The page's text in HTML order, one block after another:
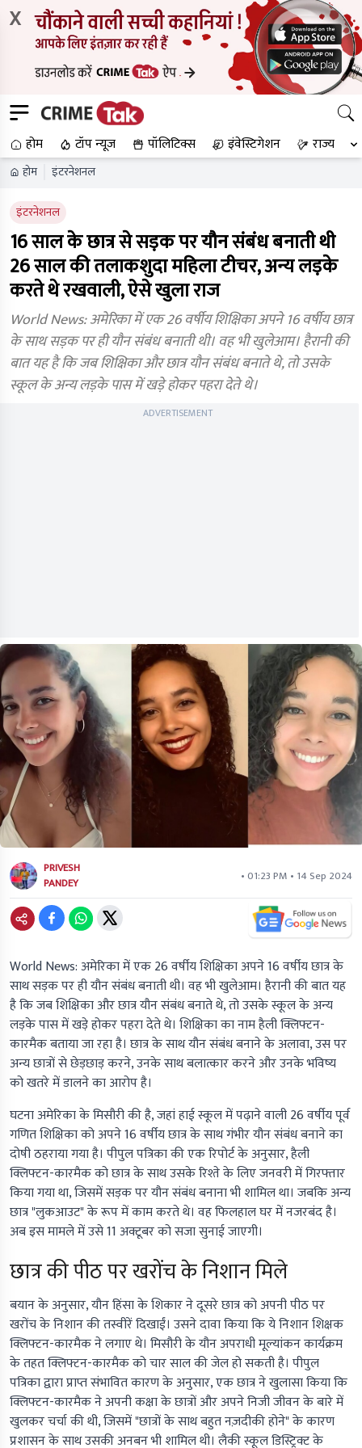
X
होम टॉप न्यूज पॉलिटिक्स इंवेस्टिगेशन राज्य
होम इंटरनेशनल
इंटरनेशनल
16 साल के छात्र से सड़क पर यौन संबंध बनाती थी
26 साल की तलाकशुदा महिला टीचर, अन्य लड़के
करते थे रखवाली, ऐसे खुला राज
World News: अमेरिका में एक 26 वर्षीय शिक्षिका अपने 16 वर्षीय छात्र
के साथ सड़क पर ही यौन संबंध बनाती थी। वह भी खुलेआम। हैरानी की
बात यह है कि जब शिक्षिका और छात्र यौन संबंध बनाते थे, तो उसके
स्कूल के अन्य लड़के पास में खड़े होकर पहरा देते थे।
ADVERTISEMENT
PRIVESH
PANDEY
• 01:23 PM • 14 Sep 2024
World News: अमेरिका में एक 26 वर्षीय शिक्षिका अपने 16 वर्षीय छात्र के
साथ सड़क पर ही यौन संबंध बनाती थी। वह भी खुलेआम। हैरानी की बात यह
है कि जब शिक्षिका और छात्र यौन संबंध बनाते थे, तो उसके स्कूल के अन्य
लड़के पास में खड़े होकर पहरा देते थे। शिक्षिका का नाम हैली क्लिफ्टन-
कारमैक बताया जा रहा है। छात्र के साथ यौन संबंध बनाने के अलावा, उस पर
अन्य छात्रों से छेड़छाड़ करने, उनके साथ बलात्कार करने और उनके भविष्य
को खतरे में डालने का आरोप है।
घटना अमेरिका के मिसौरी की है, जहां हाई स्कूल में पढ़ाने वाली 26 वर्षीय पूर्व
गणित शिक्षिका को अपने 16 वर्षीय छात्र के साथ गंभीर यौन संबंध बनाने का
दोषी ठहराया गया है। पीपुल पत्रिका की एक रिपोर्ट के अनुसार, हैली
क्लिफ्टन-कारमैक को छात्र के साथ उसके रिश्ते के लिए जनवरी में गिरफ्तार
किया गया था, जिसमें सड़क पर यौन संबंध बनाना भी शामिल था। जबकि अन्य
छात्र "लुकआउट" के रूप में काम करते थे। वह फिलहाल घर में नजरबंद है।
अब इस मामले में उसे 11 अक्टूबर को सजा सुनाई जाएगी।
छात्र की पीठ पर खरोंच के निशान मिले
बयान के अनुसार, यौन हिंसा के शिकार ने दूसरे छात्र को अपनी पीठ पर
खरोंच के निशान की तस्वीरें दिखाईं। उसने दावा किया कि ये निशान शिक्षक
क्लिफ्टन-कारमैक ने लगाए थे। मिसौरी के यौन अपराधी मूल्यांकन कार्यक्रम
के तहत क्लिफ्टन-कारमैक को चार साल की जेल हो सकती है। पीपुल
पत्रिका द्वारा प्राप्त संभावित कारण के अनुसार, एक छात्र ने खुलासा किया कि
क्लिफ्टन-कारमैक ने अपनी कक्षा के छात्रों और अपने निजी जीवन के बारे में
खुलकर चर्चा की थी, जिसमें "छात्रों के साथ बहुत नज़दीकी होने" के कारण
प्रशासन के साथ उसकी अनबन भी शामिल थी। लैकी स्कूल डिस्ट्रिक्ट के